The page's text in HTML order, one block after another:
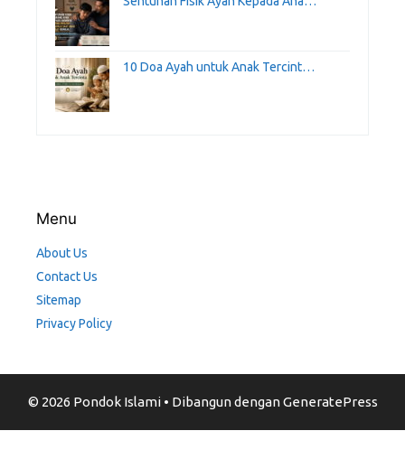
10 Doa Ayah untuk Anak Tercint…
Menu
About Us
Contact Us
Sitemap
Privacy Policy
© 2026 Pondok Islami• Dibangun denganGeneratePress